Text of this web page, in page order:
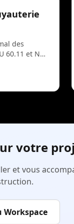
des
60.11 et NF
0,5
le diamètre
et
votre
et vous
Workspace